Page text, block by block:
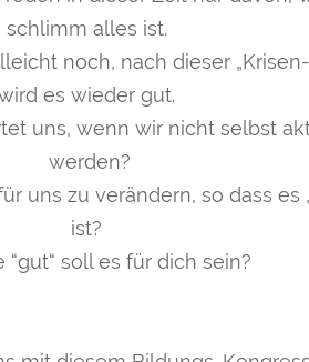
schlimm alles ist.
noch, nach dieser
es wieder gut.
uns, wenn wir nicht selbst
werden?
uns zu verändern, so dass es
ist?
“gut“ soll es für dich sein?